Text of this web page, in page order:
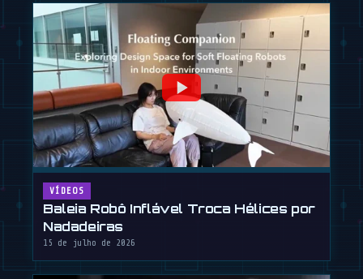
VÍDEOS
Baleia Robô Inflável Troca Hélices por
Nadadeiras
15 de julho de 2026